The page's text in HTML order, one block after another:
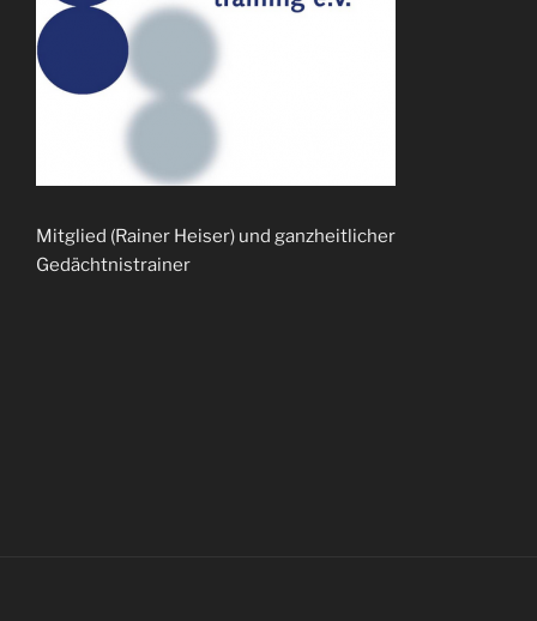
Mitglied (Rainer Heiser) und ganzheitlicher
Gedächtnistrainer